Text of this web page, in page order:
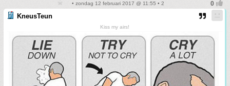
• zondag 12 februari 2017 @ 11:55 • 2
KneusTeun
Kiss my airs!